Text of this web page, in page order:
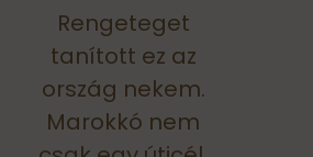
Rengeteget
tanított ez az
ország nekem.
Marokkó nem